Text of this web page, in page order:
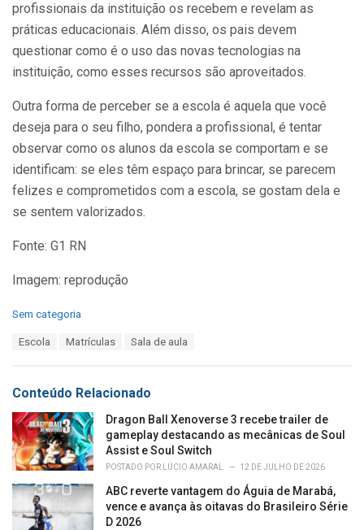
profissionais da instituição os recebem e revelam as
práticas educacionais. Além disso, os pais devem
questionar como é o uso das novas tecnologias na
instituição, como esses recursos são aproveitados.
Outra forma de perceber se a escola é aquela que você
deseja para o seu filho, pondera a profissional, é tentar
observar como os alunos da escola se comportam e se
identificam: se eles têm espaço para brincar, se parecem
felizes e comprometidos com a escola, se gostam dela e
se sentem valorizados.
Fonte: G1 RN
Imagem: reprodução
C
o
r
i
e
s
:
Sem categoria
:
Escola Matrículas Sala de aula
Conteúdo Relacionado
Dragon Ball Xenoverse 3 recebe trailer de
gameplay destacando as mecânicas de Soul
Assist e Soul Switch
POSTADO POR LÚCIO AMARAL 12 DE JULHO DE 2026
ABC reverte vantagem do Águia de Marabá,
vence e avança às oitavas do Brasileiro Série
D 2026